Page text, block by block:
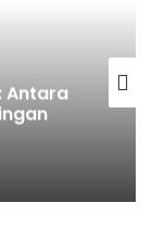
Antara